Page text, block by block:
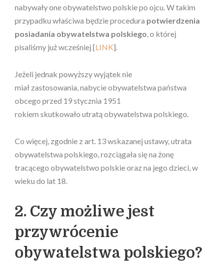
nabywały one obywatelstwo polskie po ojcu. W takim
przypadku właściwa będzie procedura potwierdzenia
posiadania obywatelstwa polskiego, o której
pisaliśmy już wcześniej [LINK].
Jeżeli jednak powyższy wyjątek nie
miał zastosowania, nabycie obywatelstwa państwa
obcego przed 19 stycznia 1951
rokiem skutkowało utratą obywatelstwa polskiego.
Co więcej, zgodnie z art. 13 wskazanej ustawy, utrata
obywatelstwa polskiego, rozciągała się na żonę
tracącego obywatelstwo polskie oraz na jego dzieci, w
wieku do lat 18.
2. Czy możliwe jest
przywrócenie
obywatelstwa polskiego?